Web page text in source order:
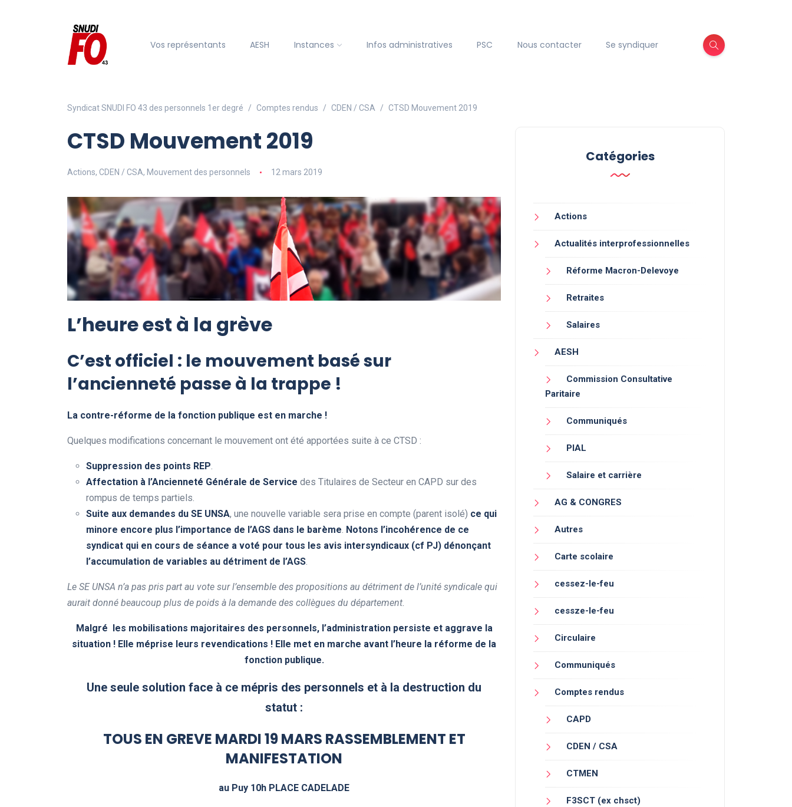
Vos représentants AESH Instances Infos administratives PSC Nous contacter Se syndiquer
Syndicat SNUDI FO 43 des personnels 1er degré Comptes rendus CDEN / CSA CTSD Mouvement 2019
CTSD Mouvement 2019
Actions, CDEN / CSA, Mouvement des personnels 12 mars 2019
L’heure est à la grève
C’est officiel : le mouvement basé sur
l’ancienneté passe à la trappe !
La contre-réforme de la fonction publique est en marche !
Quelques modifications concernant le mouvement ont été apportées suite à ce CTSD :
Suppression des points REP.
Affectation à l’Ancienneté Générale de Service des Titulaires de Secteur en CAPD sur des
rompus de temps partiels.
Suite aux demandes du SE UNSA, une nouvelle variable sera prise en compte (parent isolé) ce qui
minore encore plus l’importance de l’AGS dans le barème. Notons l’incohérence de ce
syndicat qui en cours de séance a voté pour tous les avis intersyndicaux (cf PJ) dénonçant
l’accumulation de variables au détriment de l’AGS.
Le SE UNSA n’a pas pris part au vote sur l’ensemble des propositions au détriment de l’unité syndicale qui
aurait donné beaucoup plus de poids à la demande des collègues du département.
Malgré les mobilisations majoritaires des personnels, l’administration persiste et aggrave la
situation ! Elle méprise leurs revendications ! Elle met en marche avant l’heure la réforme de la
fonction publique.
Une seule solution face à ce mépris des personnels et à la destruction du
statut :
TOUS EN GREVE MARDI 19 MARS RASSEMBLEMENT ET
MANIFESTATION
au Puy 10h PLACE CADELADE
Catégories
Actions
Actualités interprofessionnelles
Réforme Macron-Delevoye
Retraites
Salaires
AESH
Commission Consultative
Paritaire
Communiqués
PIAL
Salaire et carrière
AG & CONGRES
Autres
Carte scolaire
cessez-le-feu
cessze-le-feu
Circulaire
Communiqués
Comptes rendus
CAPD
CDEN / CSA
CTMEN
F3SCT (ex chsct)